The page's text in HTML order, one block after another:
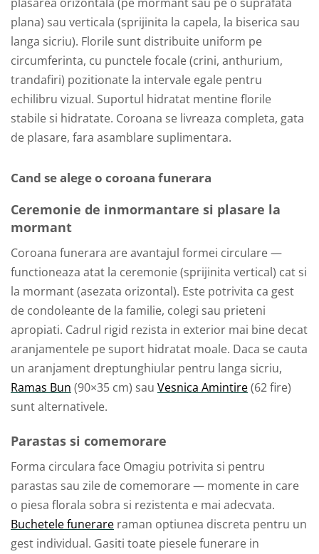
plana) sau verticala (sprijinita la capela, la biserica sau
langa sicriu). Florile sunt distribuite uniform pe
circumferinta, cu punctele focale (crini, anthurium,
trandafiri) pozitionate la intervale egale pentru
echilibru vizual. Suportul hidratat mentine florile
stabile si hidratate. Coroana se livreaza completa, gata
de plasare, fara asamblare suplimentara.
Cand se alege o coroana funerara
Ceremonie de inmormantare si plasare la
mormant
Coroana funerara are avantajul formei circulare —
functioneaza atat la ceremonie (sprijinita vertical) cat si
la mormant (asezata orizontal). Este potrivita ca gest
de condoleante de la familie, colegi sau prieteni
apropiati. Cadrul rigid rezista in exterior mai bine decat
aranjamentele pe suport hidratat moale. Daca se cauta
un aranjament dreptunghiular pentru langa sicriu,
Ramas Bun (90×35 cm) sau Vesnica Amintire(62 fire)
sunt alternativele.
Parastas si comemorare
Forma circulara face Omagiu potrivita si pentru
parastas sau zile de comemorare — momente in care
o piesa florala sobra si rezistenta e mai adecvata.
Buchetele funerare raman optiunea discreta pentru un
gest individual. Gasiti toate piesele funerare in